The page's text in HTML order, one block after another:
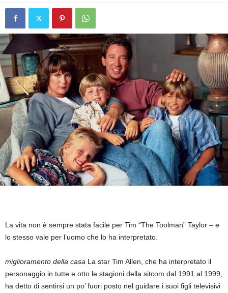
La vita non è sempre stata facile per Tim “The Toolman” Taylor – e
lo stesso vale per l’uomo che lo ha interpretato.
miglioramento della casa La star Tim Allen, che ha interpretato il
personaggio in tutte e otto le stagioni della sitcom dal 1991 al 1999,
ha detto di sentirsi un po’ fuori posto nel guidare i suoi figli televisivi